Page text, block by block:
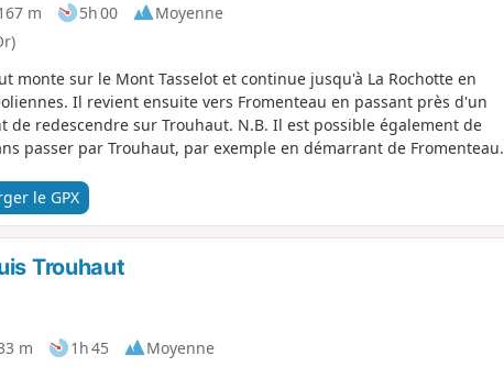
m 5h 00
Moyenne
monte sur le Mont Tasselot et continue jusqu'à La Rochotte en
Il revient ensuite vers Fromenteau en passant près d'un
de redescendre sur Trouhaut. N.B. Il est possible également de
passer par Trouhaut, par exemple en démarrant de Fromenteau.
le GPX
Trouhaut
m 1h 45
Moyenne